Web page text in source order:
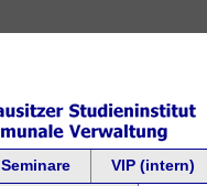
Seminare VIP (intern)